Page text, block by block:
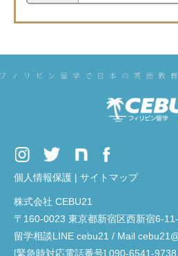
個人情報保護 | サイトマップ
株式会社 CEBU21
〒160-0023 東京都新宿区西新宿6-
留学相談LINE cebu21 / Mail
[緊急時対応電話番号] 090-6541-9738